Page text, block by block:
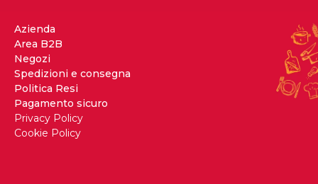
Azienda
Area B2B
Negozi
Spedizioni e consegna
Politica Resi
Pagamento sicuro
Privacy Policy
Cookie Policy